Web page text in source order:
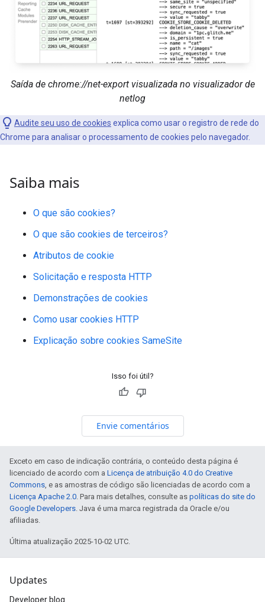
Saída de chrome://net-export visualizada no visualizador de
netlog
Audite seu uso de cookies explica como usar o registro de rede do
Chrome para analisar o processamento de cookies pelo navegador.
Saiba mais
O que são cookies?
O que são cookies de terceiros?
Atributos de cookie
Solicitação e resposta HTTP
Demonstrações de cookies
Como usar cookies HTTP
Explicação sobre cookies SameSite
Isso foi útil?
Envie comentários
Exceto em caso de indicação contrária, o conteúdo desta página é
licenciado de acordo com a Licença de atribuição 4.0 do Creative
Commons , e as amostras de código são licenciadas de acordo com a
Licença Apache 2.0 . Para mais detalhes, consulte as políticas do site do
Google Developers . Java é uma marca registrada da Oracle e/ou
afiliadas.
Última atualização 2025-10-02 UTC.
Updates
Developer blog